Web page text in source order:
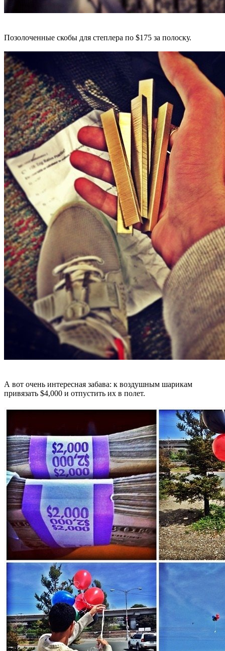
Позолоченные скобы для степлера по $175 за полоску.
А вот очень интересная забава: к воздушным шарикам
привязать $4,000 и отпустить их в полет.